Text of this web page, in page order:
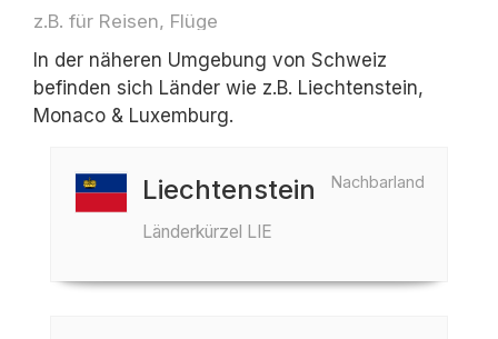
z.B. für Reisen, Flüge
In der näheren Umgebung von Schweiz
befinden sich Länder wie z.B. Liechtenstein,
Monaco & Luxemburg.
Nachbarland
Liechtenstein
Länderkürzel LIE